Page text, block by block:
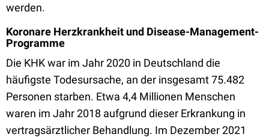
werden.
Koronare Herzkrankheit und Disease-Management-
Programme
Die KHK war im Jahr 2020 in Deutschland die
häufigste Todesursache, an der insgesamt 75.482
Personen starben. Etwa 4,4 Millionen Menschen
waren im Jahr 2018 aufgrund dieser Erkrankung in
vertragsärztlicher Behandlung. Im Dezember 2021